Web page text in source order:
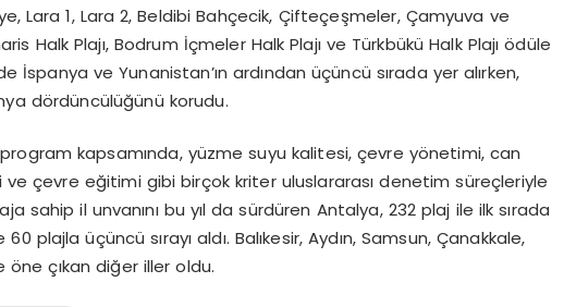
Lara 1, Lara 2, Beldibi Bahçecik, Çifteçeşmeler, Çamyuva ve
Halk Plajı, Bodrum İçmeler Halk Plajı ve Türkbükü Halk Plajı ödüle
İspanya ve Yunanistan’ın ardından üçüncü sırada yer alırken,
dördüncülüğünü korudu.
kapsamında, yüzme suyu kalitesi, çevre yönetimi, can
ve çevre eğitimi gibi birçok kriter uluslararası denetim süreçleriyle
sahip il unvanını bu yıl da sürdüren Antalya, 232 plaj ile ilk sırada
plajla üçüncü sırayı aldı. Balıkesir, Aydın, Samsun, Çanakkale,
çıkan diğer iller oldu.